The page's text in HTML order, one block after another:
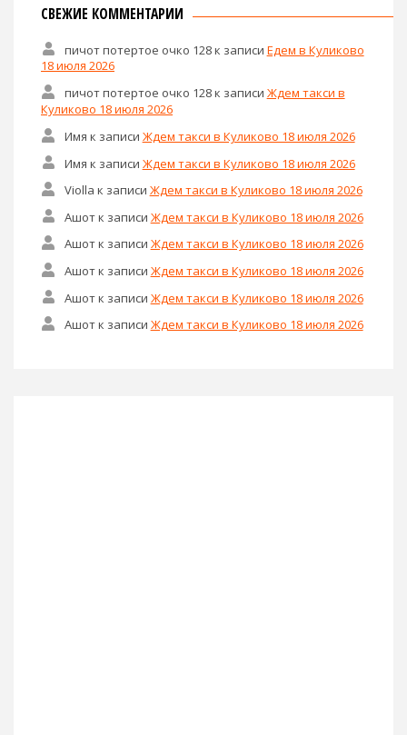
СВЕЖИЕ КОММЕНТАРИИ
пичот потертое очко 128к записи Едем в Куликово
18 июля 2026
пичот потертое очко 128к записи Ждем такси в
Куликово 18 июля 2026
Имя к записи Ждем такси в Куликово 18 июля 2026
Имя к записи Ждем такси в Куликово 18 июля 2026
Violla к записи Ждем такси в Куликово 18 июля 2026
Ашотк записи Ждем такси в Куликово 18 июля 2026
Ашотк записи Ждем такси в Куликово 18 июля 2026
Ашотк записи Ждем такси в Куликово 18 июля 2026
Ашотк записи Ждем такси в Куликово 18 июля 2026
Ашотк записи Ждем такси в Куликово 18 июля 2026